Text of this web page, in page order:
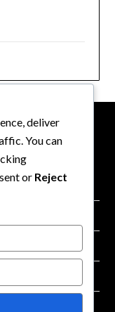
deliver
You can
or Reject